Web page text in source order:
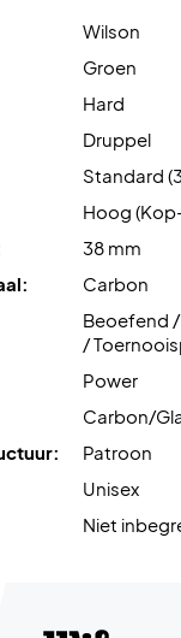
is de
Dit resulteert in een
is de versteviging
verbetert.
voor stevige,
- koop dit
geleverd zonder
Wilson
Groen
Hard
Druppel
Standard
Hoog
38 mm
Carbon
Beoefend
/
Power
Carbon/
Patroon
Unisex
Niet